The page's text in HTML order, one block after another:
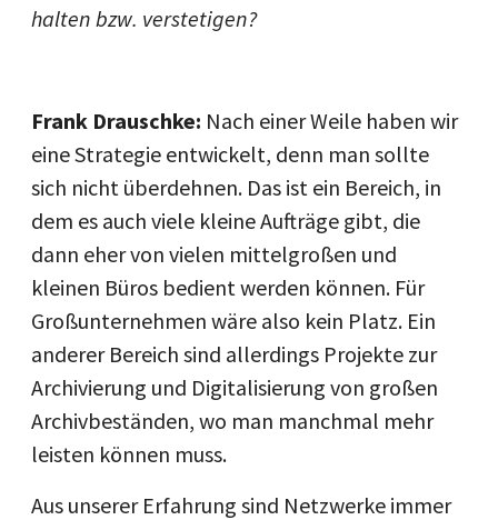
halten bzw. verstetigen?
Frank Drauschke: Nach einer Weile haben wir
eine Strategie entwickelt, denn man sollte
sich nicht überdehnen. Das ist ein Bereich, in
dem es auch viele kleine Aufträge gibt, die
dann eher von vielen mittelgroßen und
kleinen Büros bedient werden können. Für
Großunternehmen wäre also kein Platz. Ein
anderer Bereich sind allerdings Projekte zur
Archivierung und Digitalisierung von großen
Archivbeständen, wo man manchmal mehr
leisten können muss.
Aus unserer Erfahrung sind Netzwerke immer